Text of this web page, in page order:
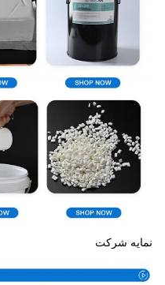
نمایه شرکت